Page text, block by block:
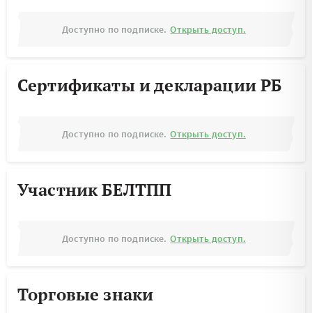
Доступно по подписке. Открыть доступ.
Сертификаты и декларации РБ
Доступно по подписке. Открыть доступ.
Участник БЕЛТПП
Доступно по подписке. Открыть доступ.
Торговые знаки